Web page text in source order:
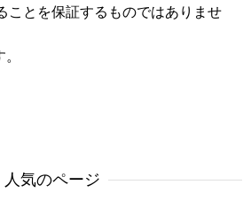
ことを保証するものではありませ
人気のページ